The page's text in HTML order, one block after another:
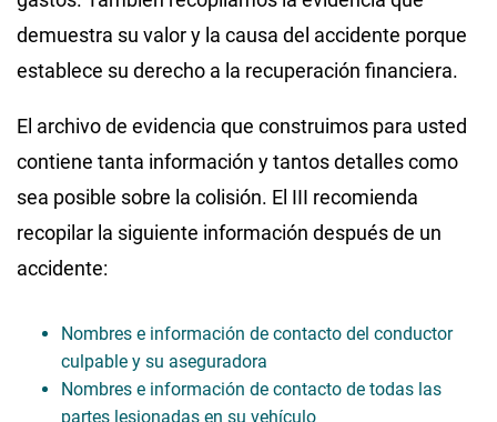
demuestra su valor y la causa del accidente porque
establece su derecho a la recuperación financiera.
El archivo de evidencia que construimos para usted
contiene tanta información y tantos detalles como
sea posible sobre la colisión. El III recomienda
recopilar la siguiente información después de un
accidente:
Nombres e información de contacto del conductor
culpable y su aseguradora
Nombres e información de contacto de todas las
partes lesionadas en su vehículo